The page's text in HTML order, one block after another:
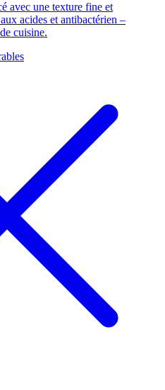
avec une texture fine et
acides et antibactérien –
cuisine.